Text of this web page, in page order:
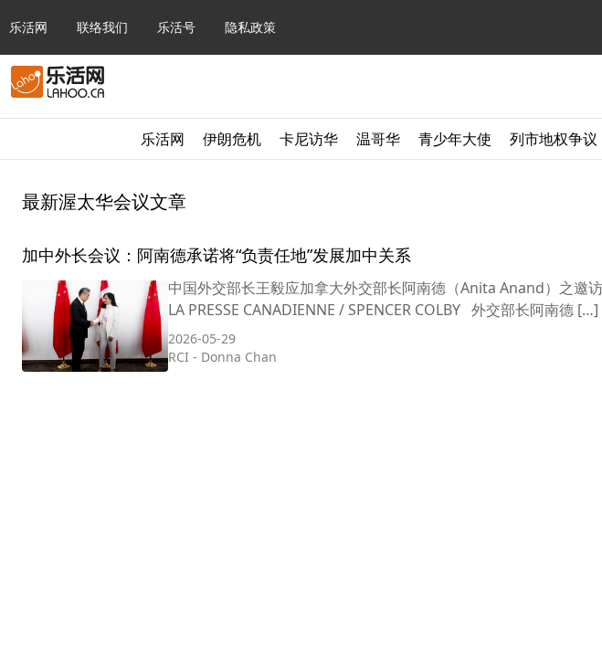
乐活网 联络我们 乐活号 隐私政策
乐活网 伊朗危机 卡尼访华 温哥华 青少年大使 列市地权争议
最新渥太华会议文章
加中外长会议：阿南德承诺将“负责任地”发展加中关系
中国外交部长王毅应加拿大外交部长阿南德（Anita Anand）之邀
LA PRESSE CANADIENNE / SPENCER COLBY 外交部长阿南德 […]
2026-05-29
RCI - Donna Chan